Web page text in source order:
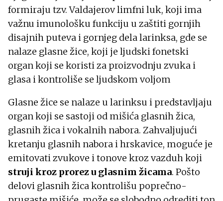
formiraju tzv. Valdajerov limfni luk, koji ima
važnu imunološku funkciju u zaštiti gornjih
disajnih puteva i gornjeg dela larinksa, gde se
nalaze glasne žice, koji je ljudski fonetski
organ koji se koristi za proizvodnju zvuka i
glasa i kontroliše se ljudskom voljom
Glasne žice se nalaze u larinksu i predstavljaju
organ koji se sastoji od mišića glasnih žica,
glasnih žica i vokalnih nabora. Zahvaljujući
kretanju glasnih nabora i hrskavice, moguće je
emitovati zvukove i tonove kroz vazduh koji
struji kroz prorez u glasnim žicama. Pošto
delovi glasnih žica kontrolišu poprečno-